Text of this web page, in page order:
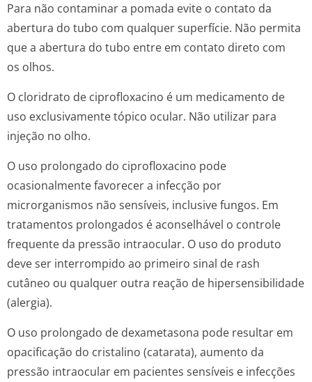
Para não contaminar a pomada evite o contato da
abertura do tubo com qualquer superfície. Não permita
que a abertura do tubo entre em contato direto com
os olhos.
O cloridrato de ciprofloxacino é um medicamento de
uso exclusivamente tópico ocular. Não utilizar para
injeção no olho.
O uso prolongado do ciprofloxacino pode
ocasionalmente favorecer a infecção por
microrganismos não sensíveis, inclusive fungos. Em
tratamentos prolongados é aconselhável o controle
frequente da pressão intraocular. O uso do produto
deve ser interrompido ao primeiro sinal de rash
cutâneo ou qualquer outra reação de hipersensibilidade
(alergia).
O uso prolongado de dexametasona pode resultar em
opacificação do cristalino (catarata), aumento da
pressão intraocular em pacientes sensíveis e infecções